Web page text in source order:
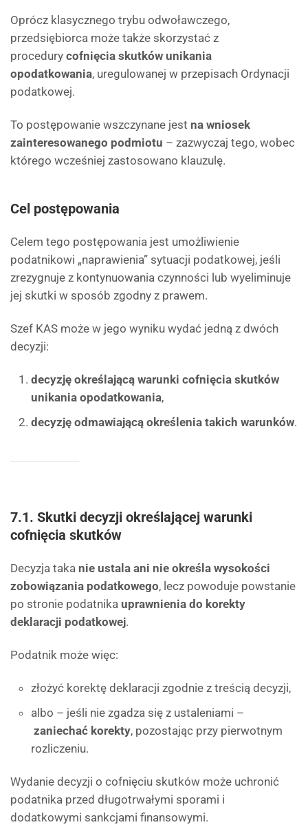
Oprócz klasycznego trybu odwoławczego,
przedsiębiorca może także skorzystać z
procedury cofnięcia skutków unikania
opodatkowania, uregulowanej w przepisach Ordynacji
podatkowej.
To postępowanie wszczynane jest na wniosek
zainteresowanego podmiotu – zazwyczaj tego, wobec
którego wcześniej zastosowano klauzulę.
Cel postępowania
Celem tego postępowania jest umożliwienie
podatnikowi „naprawienia” sytuacji podatkowej, jeśli
zrezygnuje z kontynuowania czynności lub wyeliminuje
jej skutki w sposób zgodny z prawem.
Szef KAS może w jego wyniku wydać jedną z dwóch
decyzji:
decyzję określającą warunki cofnięcia skutków
unikania opodatkowania,
decyzję odmawiającą określenia takich warunków.
7.1. Skutki decyzji określającej warunki
cofnięcia skutków
Decyzja taka nie ustala ani nie określa wysokości
zobowiązania podatkowego, lecz powoduje powstanie
po stronie podatnika uprawnienia do korekty
deklaracji podatkowej.
Podatnik może więc:
złożyć korektę deklaracji zgodnie z treścią decyzji,
albo – jeśli nie zgadza się z ustaleniami –
zaniechać korekty, pozostając przy pierwotnym
rozliczeniu.
Wydanie decyzji o cofnięciu skutków może uchronić
podatnika przed długotrwałymi sporami i
dodatkowymi sankcjami finansowymi.